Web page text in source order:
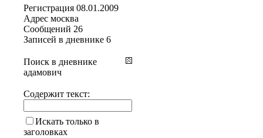
Регистрация 08.01.2009
Адрес москва
Сообщений 26
Записей в дневнике 6
Поиск в дневнике
адамович
Содержит текст:
Искать только в
заголовках